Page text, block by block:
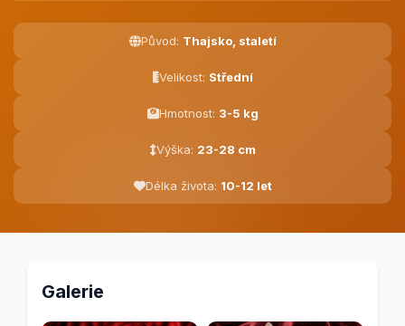
Původ: Thajsko, staletí
Velikost: Střední
Hmotnost: 3-5 kg
Výška: 23-28 cm
Délka života: 10-12 let
Galerie